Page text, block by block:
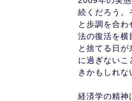
続くだろう。
と歩調を合
法の復活を横
と捨てる日
に過ぎないこ
きかもしれな
経済学の精神